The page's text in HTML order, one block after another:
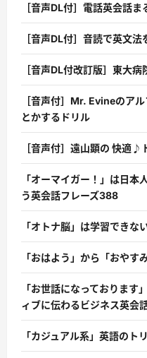
［音声DL付］電話英会話
［音声DL付］音読で英文
［音声DL付改訂版］東大
［音声付］Mr. Evineのア
とかするドリル
［音声付］遠山顕の 快適♪
「オーマイガー！」は日本
う英会話フレーズ388
「オトナ脳」は学習できな
「おはよう」から「おやす
「お世話になっております
ィブに伝わるビジネス英会
「カジュアル系」英語のト